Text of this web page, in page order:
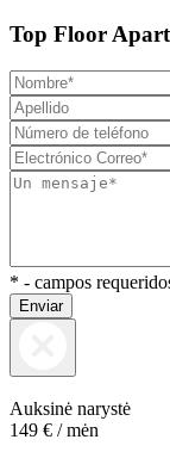
Top Floor
* - campos
Enviar
Auksinė narystė
149 € / mėn